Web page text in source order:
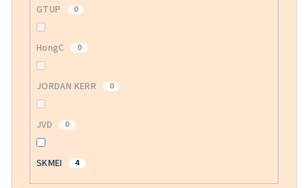
GTUP 0
HongC 0
JORDAN KERR 0
JVD 0
SKMEI 4